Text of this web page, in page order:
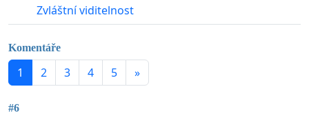
Zvláštní viditelnost
Komentáře
1 2 3 4 5 »
#6